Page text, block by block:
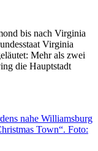
bis nach Virginia
Virginia
Mehr als zwei
die Hauptstadt